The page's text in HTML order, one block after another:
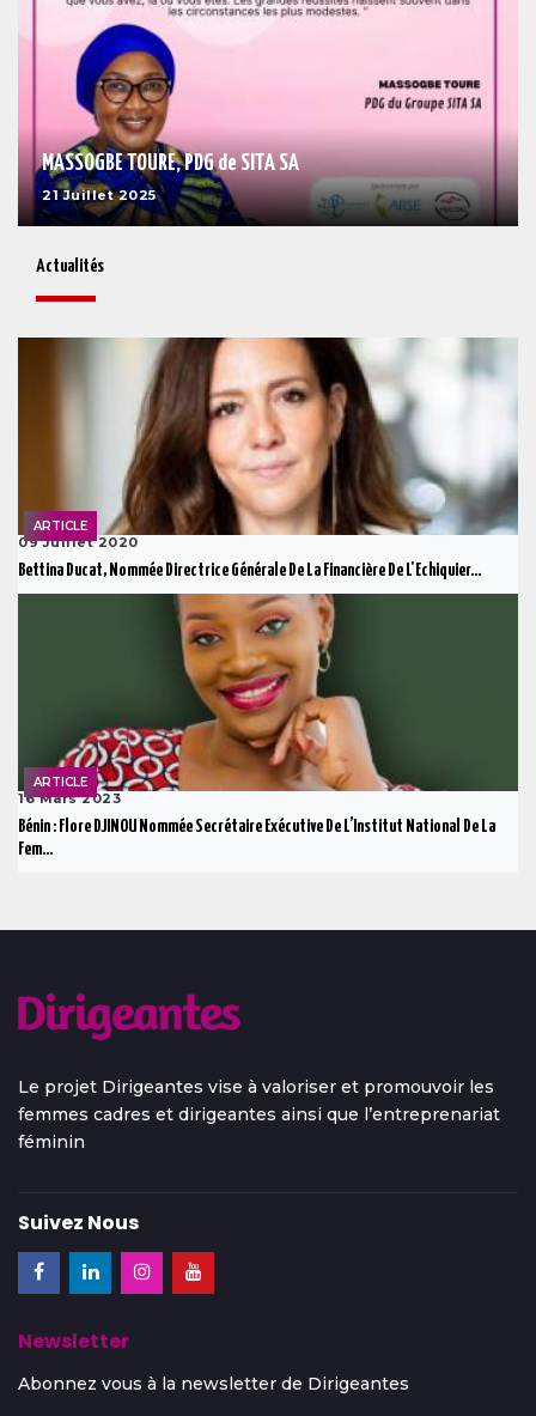
MASSOGBE TOURE, PDG de SITA SA
21 Juillet 2025
Actualités
ARTICLE
09 Juillet 2020
Bettina Ducat, Nommée Directrice Générale De La Financière De L'Echiquier...
ARTICLE
16 Mars 2023
Bénin : Flore DJINOU Nommée Secrétaire Exécutive De L’Institut National De La
Fem...
Le projet Dirigeantes vise à valoriser et promouvoir les
femmes cadres et dirigeantes ainsi que l’entreprenariat
féminin
Suivez Nous
Newsletter
Abonnez vous à la newsletter de Dirigeantes